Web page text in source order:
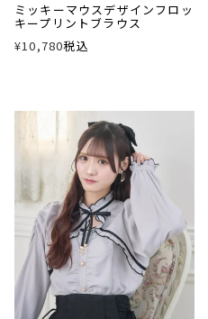
ミッキーマウスデザインフロッ
キープリントブラウス
¥10,780税込